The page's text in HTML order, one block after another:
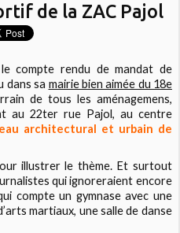
de la ZAC Pajol
compte rendu de mandat de
dans sa mairie bien aimée du 18e
de tous les aménagemens,
au 22ter rue Pajol, au centre
architectural et urbain de
illustrer le thème. Et surtout
qui ignoreraient encore
compte un gymnase avec une
martiaux, une salle de danse